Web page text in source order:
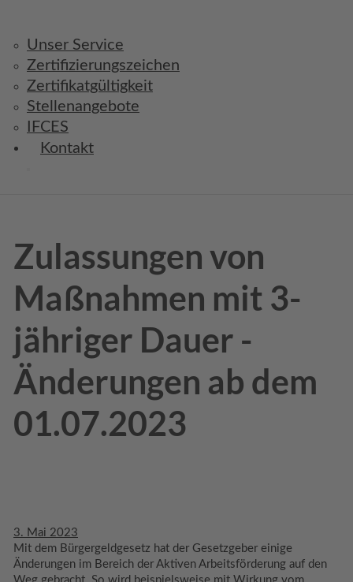
Unser Service
Zertifizierungszeichen
Zertifikatgültigkeit
Stellenangebote
IFCES
Kontakt
Zulassungen von
Maßnahmen mit 3-
jähriger Dauer -
Änderungen ab dem
01.07.2023
3. Mai 2023
Mit dem Bürgergeldgesetz hat der Gesetzgeber einige
Änderungen im Bereich der Aktiven Arbeitsförderung auf den
Weg gebracht. So wird beispielsweise mit Wirkung vom